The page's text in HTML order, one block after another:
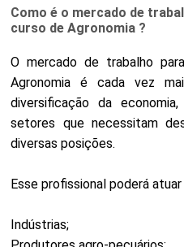
Como é o mercado de
curso de Agronomia ?
O mercado de trabalho
Agronomia é cada vez
diversificação da
setores que necessitam
diversas posições.
Esse profissional poderá atuar
Indústrias;